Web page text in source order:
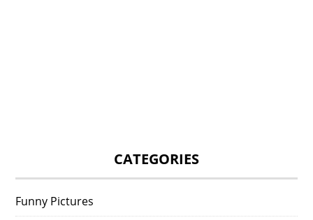
CATEGORIES
Funny Pictures